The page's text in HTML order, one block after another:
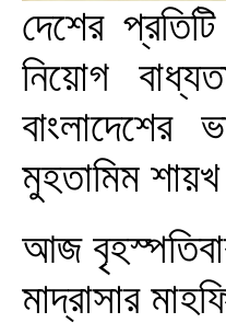
দেশের
নিয়োগ
মুহতামিম
আজ
মাদ্রাসার